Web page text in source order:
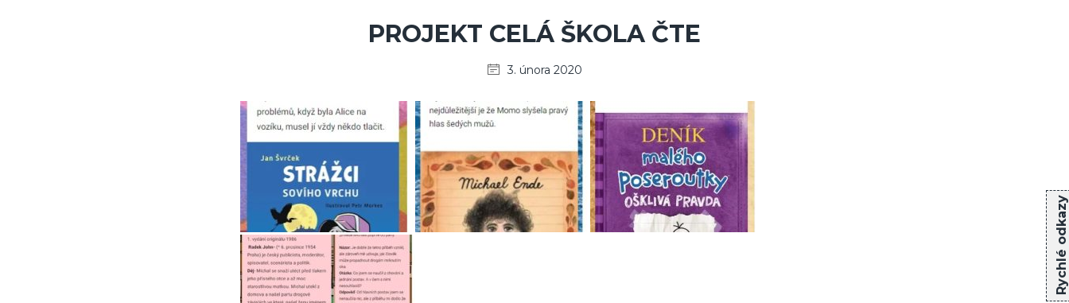
Rychlé odkazy
PROJEKT CELÁ ŠKOLA ČTE
3. února 2020